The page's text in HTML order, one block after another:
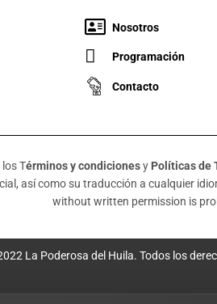
Nosotros
Programación
Contacto
Términos y condicionesy Políticas de
así como su traducción a cualquier
without written permission is
La Poderosa del Huila. Todos los